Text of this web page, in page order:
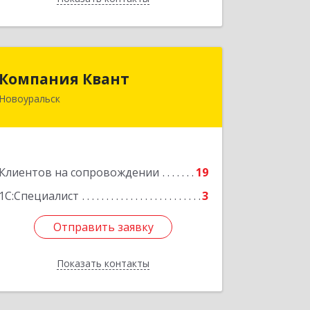
Компания Квант
Новоуральск
Клиентов на сопровождении
19
1С:Специалист
3
Отправить заявку
Показать контакты
Подробнее
Отправить заявку
Назад